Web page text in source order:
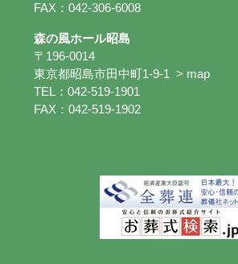
FAX：042-306-6008
森の風ホール昭島
〒196-0014
東京都昭島市田中町1-9-1
> map
TEL：042-519-1901
FAX：042-519-1902